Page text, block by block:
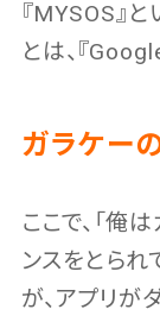
『MYSOS』と
とは、『
ガラケー
ここで、「俺
ンスをとら
が、アプリが